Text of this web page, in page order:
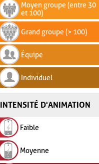
Moyen groupe (entre 30
et 100)
Grand groupe (> 100)
Équipe
Individuel
INTENSITÉ D'ANIMATION
Faible
Moyenne